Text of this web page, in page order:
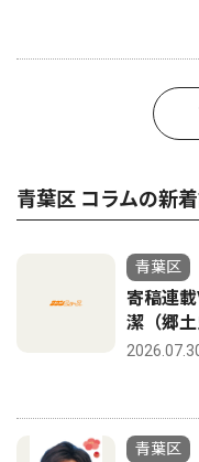
青葉区 コラムの新
青葉区
寄稿連
潔（郷土
青葉区